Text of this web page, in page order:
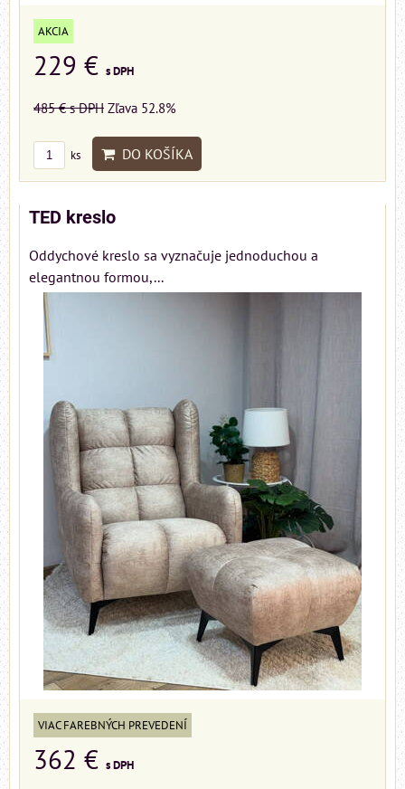
AKCIA
229 € s DPH
485 €s DPH Zľava 52.8%
ks DO KOŠÍKA
TED kreslo
Oddychové kreslo sa vyznačuje jednoduchou a
elegantnou formou,...
VIAC FAREBNÝCH PREVEDENÍ
362 € s DPH